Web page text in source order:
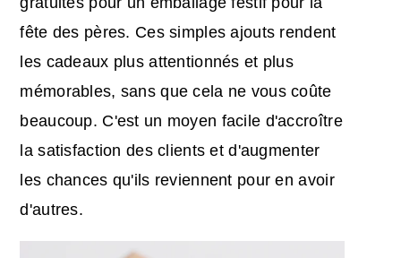
fête des pères. Ces simples ajouts rendent
les cadeaux plus attentionnés et plus
mémorables, sans que cela ne vous coûte
beaucoup. C'est un moyen facile d'accroître
la satisfaction des clients et d'augmenter
les chances qu'ils reviennent pour en avoir
d'autres.